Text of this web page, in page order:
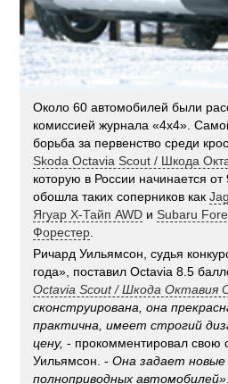
Около 60 автомобилей были
комиссией журнала «4х4».
борьба за первенство среди
Skoda Octavia Scout / Шкода
которую в России начинается от
обошла таких соперников как
Ягуар Х-Тайп AWD и Subaru
Форестер
Ричард Уильямсон, судья
года», поставил Octavia 8.5
Octavia Scout / Шкода Октавия
сконструирована, она
практична, имеет строгий
цену, - прокомментировал свою
Уильямсон. -Она задает
полноприводных автомобилей»